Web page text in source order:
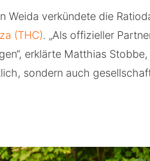
Weida verkündete die
(THC). „Als offizieller
erklärte Matthias
sondern auch